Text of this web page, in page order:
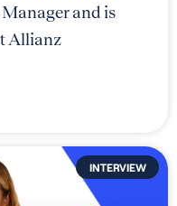
and is
Allianz
INTERVIEW